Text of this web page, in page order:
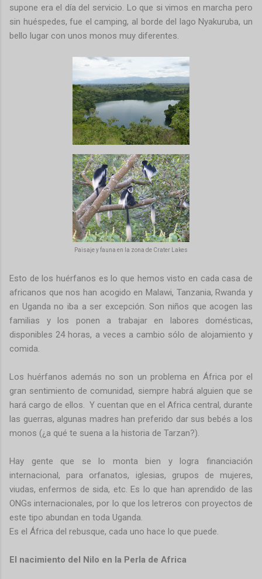
supone era el día del servicio. Lo que si vimos en marcha pero
sin huéspedes, fue el camping, al borde del lago Nyakuruba, un
bello lugar con unos monos muy diferentes.
Paisaje y fauna en la zona de Crater Lakes
Esto de los huérfanos es lo que hemos visto en cada casa de
africanos que nos han acogido en Malawi, Tanzania, Rwanda y
en Uganda no iba a ser excepción. Son niños que acogen las
familias y los ponen a trabajar en labores domésticas,
disponibles 24 horas, a veces a cambio sólo de alojamiento y
comida.
Los huérfanos además no son un problema en África por el
gran sentimiento de comunidad, siempre habrá alguien que se
hará cargo de ellos. Y cuentan que en el Africa central, durante
las guerras, algunas madres han preferido dar sus bebés a los
monos (¿a qué te suena a la historia de Tarzan?).
Hay gente que se lo monta bien y logra financiación
internacional, para orfanatos, iglesias, grupos de mujeres,
viudas, enfermos de sida, etc. Es lo que han aprendido de las
ONGs internacionales, por lo que los letreros con proyectos de
este tipo abundan en toda Uganda.
Es el África del rebusque, cada uno hace lo que puede.
El nacimiento del Nilo en la Perla de Africa